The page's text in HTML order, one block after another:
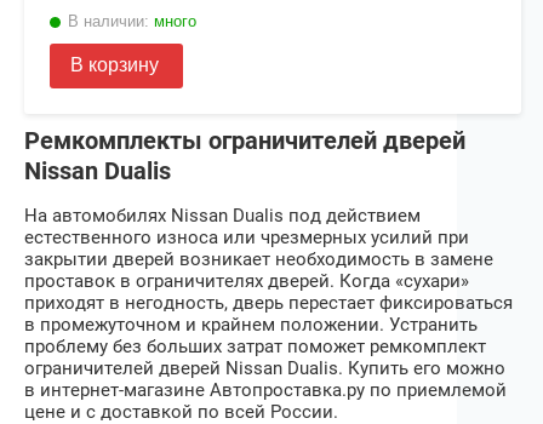
В наличии: много
В корзину
Ремкомплекты ограничителей дверей
Nissan Dualis
На автомобилях Nissan Dualis под действием
естественного износа или чрезмерных усилий при
закрытии дверей возникает необходимость в замене
проставок в ограничителях дверей. Когда «сухари»
приходят в негодность, дверь перестает фиксироваться
в промежуточном и крайнем положении. Устранить
проблему без больших затрат поможет ремкомплект
ограничителей дверей Nissan Dualis. Купить его можно
в интернет-магазине Автопроставка.ру по приемлемой
цене и с доставкой по всей России.